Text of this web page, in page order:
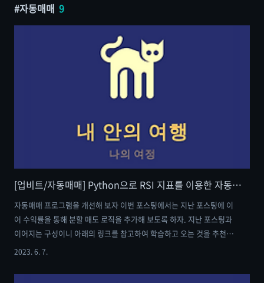
자동매매 9
[업비트/자동매매] Python으로 RSI 지표를 이용한 자동매매 프로그램 만들기 (4) : 최고가에 매도를 해보자
자동매매 프로그램을 개선해 보자 이번 포스팅에서는 지난 포스팅에 이
어 수익률을 통해 분할 매도 로직을 추가해 보도록 하자. 지난 포스팅과
이어지는 구성이니 아래의 링크를 참고하여 학습하고 오는 것을 추천한
다. [업비트/자동매매] Python으로 RSI 지표를 이용한 자동매매 프로그
매 프로그램 만들기 (1) 자동매매 프로그램 만들기 상대강도지수(RSI)는
2023. 6. 7.